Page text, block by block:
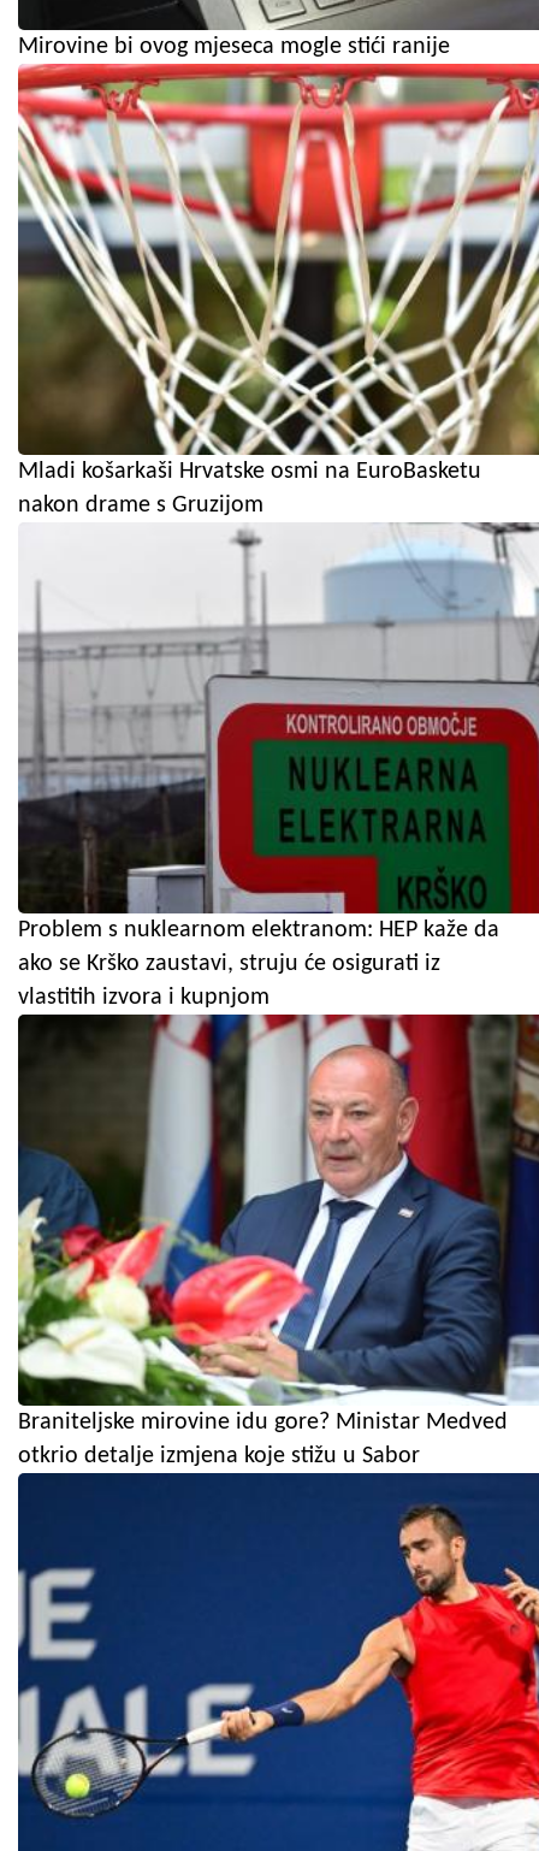
Mirovine bi ovog mjeseca mogle stići ranije
Mladi košarkaši Hrvatske osmi na EuroBasketu
nakon drame s Gruzijom
Problem s nuklearnom elektranom: HEP kaže da
ako se Krško zaustavi, struju će osigurati iz
vlastitih izvora i kupnjom
Braniteljske mirovine idu gore? Ministar Medved
otkrio detalje izmjena koje stižu u Sabor